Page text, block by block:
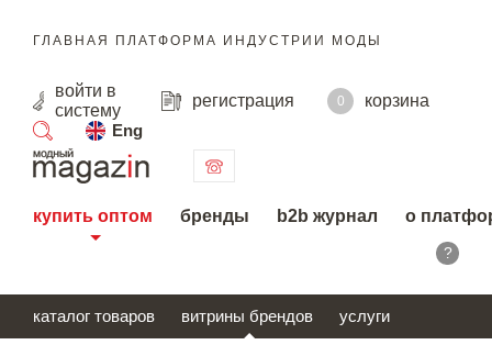
ГЛАВНАЯ ПЛАТФОРМА ИНДУСТРИИ МОДЫ
войти в
систему
регистрация 0
корзина
Eng
поиск
купить оптом бренды b2b журнал о
?
каталог товаров витрины брендов услуги